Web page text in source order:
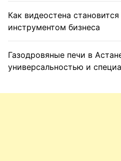
Как видеостена
инструментом бизнеса
Газодровяные печи в
универсальностью и